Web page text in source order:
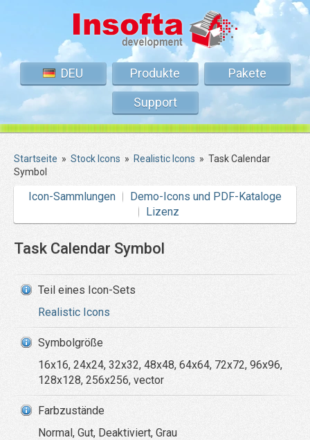
DEU Produkte
Pakete
Support
Startseite » Stock Icons » Realistic Icons » Task Calendar
Symbol
Icon-Sammlungen
Demo-Icons und PDF-Kataloge
Lizenz
Task Calendar Symbol
Teil eines Icon-Sets
Realistic Icons
Symbolgröße
16x16, 24x24, 32x32, 48x48, 64x64, 72x72, 96x96,
128x128, 256x256, vector
Farbzustände
Normal, Gut, Deaktiviert, Grau